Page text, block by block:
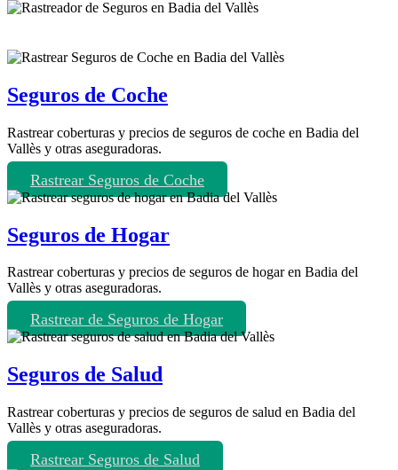
Seguros de Coche
Rastrear coberturas y precios de seguros de coche en Badia del
Vallès y otras aseguradoras.
Rastrear Seguros de Coche
Seguros de Hogar
Rastrear coberturas y precios de seguros de hogar en Badia del
Vallès y otras aseguradoras.
Rastrear de Seguros de Hogar
Seguros de Salud
Rastrear coberturas y precios de seguros de salud en Badia del
Vallès y otras aseguradoras.
Rastrear Seguros de Salud